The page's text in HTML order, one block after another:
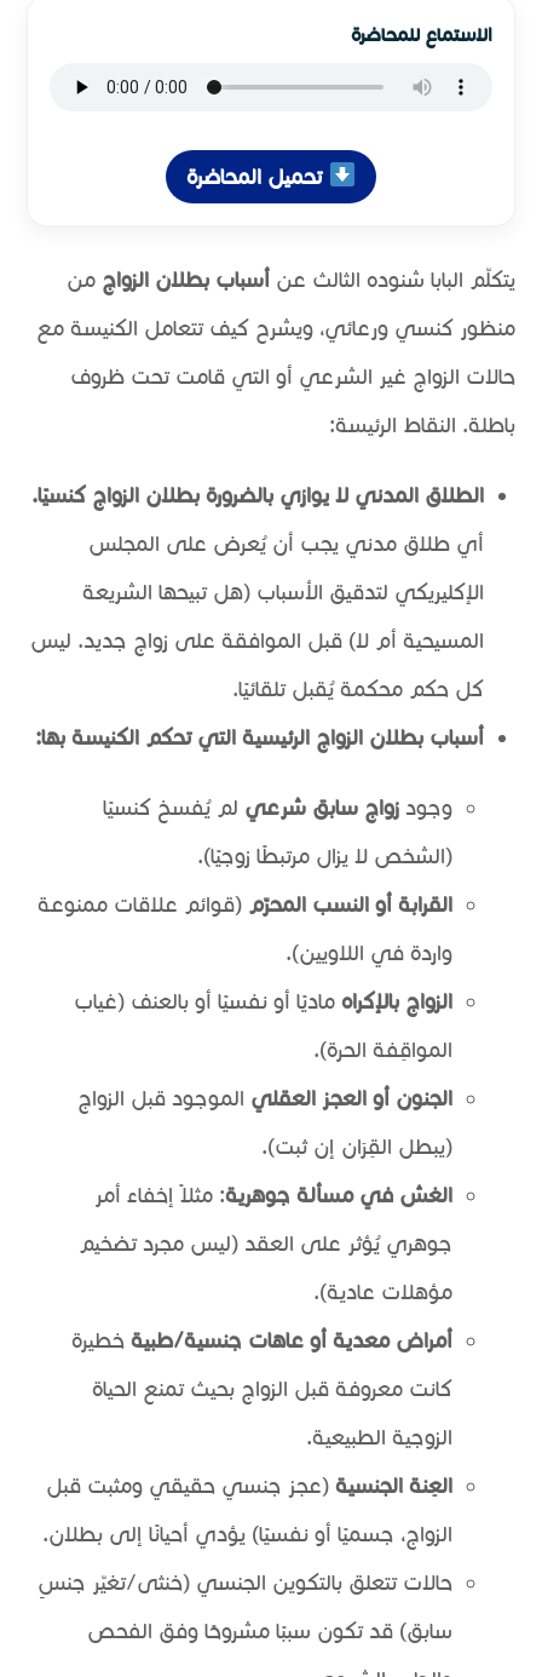
الاستماع للمحاضرة
تحميل المحاضرة
يتكلّم البابا شنوده الثالث عنأسباب بطلان الزواج من
منظور كنسي ورعائي، ويشرح كيف تتعامل الكنيسة مع
حالات الزواج غير الشرعي أو التي قامت تحت ظروف
باطلة. النقاط الرئيسة:
الطلاق المدني لا يوازي بالضرورة بطلان الزواج كنسيًا.
أي طلاق مدني يجب أن يُعرض على المجلس
الإكليريكي لتدقيق الأسباب (هل تبيحها الشريعة
المسيحية أم لا) قبل الموافقة على زواج جديد. ليس
كل حكم محكمة يُقبل تلقائيًا.
أسباب بطلان الزواج الرئيسية التي تحكم الكنيسة بها:
وجودزواج سابق شرعي لم يُفسخ كنسيًا
(الشخص لا يزال مرتبطًا زوجيًا).
القرابة أو النسب المحرّم (قوائم علاقات ممنوعة
واردة في اللاويين).
الزواج بالإكراه ماديًا أو نفسيًا أو بالعنف (غياب
المواقِفة الحرة).
الجنون أو العجز العقلي الموجود قبل الزواج
(يبطل القِرَان إن ثبت).
الغش في مسألة جوهرية: مثلاً إخفاء أمر
جوهري يُؤثر على العقد (ليس مجرد تضخيم
مؤهلات عادية).
أمراض معدية أو عاهات جنسية/طبية خطيرة
كانت معروفة قبل الزواج بحيث تمنع الحياة
الزوجية الطبيعية.
العِنة الجنسية (عجز جنسي حقيقي ومثبت قبل
الزواج، جسميًا أو نفسيًا) يؤدي أحيانًا إلى بطلان.
حالات تتعلق بالتكوين الجنسي (خنثى/تغيّر جنسٍ
سابق) قد تكون سببًا مشروحًا وفق الفحص